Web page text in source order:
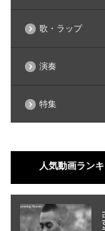
歌・ラップ
演奏
特集
人気動画ラン